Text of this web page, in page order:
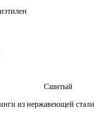
Сшитый
из нержавеющей стали